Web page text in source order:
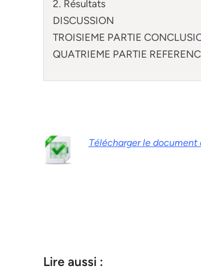
2. Résultats
DISCUSSION
TROISIEME PARTIE
QUATRIEME PARTIE
Télécharger le document
Lire aussi :